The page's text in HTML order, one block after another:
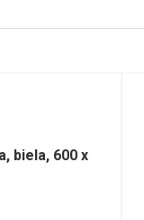
biela, 600 x